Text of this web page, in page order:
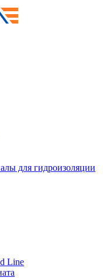
для гидроизоляции
Line